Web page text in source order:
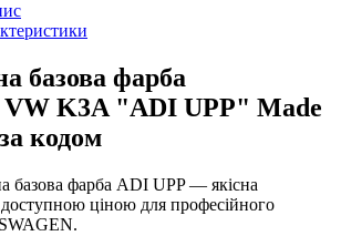
базова фарба
K3A "ADI UPP" Made
кодом
базова фарба ADI UPP — якісна
доступною ціною для професійного